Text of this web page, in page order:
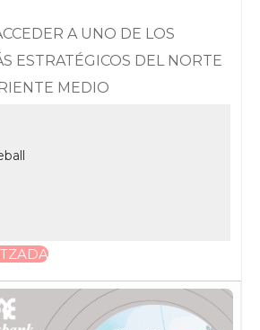
A UNO DE LOS
ESTRATÉGICOS DEL NORTE
MEDIO